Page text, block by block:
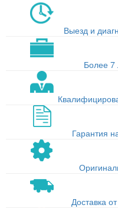
Выезд и
Более 7
Гарантия
Доставка